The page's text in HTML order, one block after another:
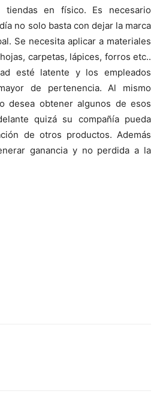
en físico. Es necesario
no solo basta con dejar la marca
Se necesita aplicar a materiales
carpetas, lápices, forros etc..
esté latente y los empleados
de pertenencia. Al mismo
desea obtener algunos de esos
quizá su compañía pueda
de otros productos. Además
ganancia y no perdida a la